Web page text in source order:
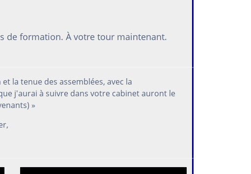
de formation. À votre tour maintenant.
la tenue des assemblées, avec la
j'aurai à suivre dans votre cabinet auront le
»